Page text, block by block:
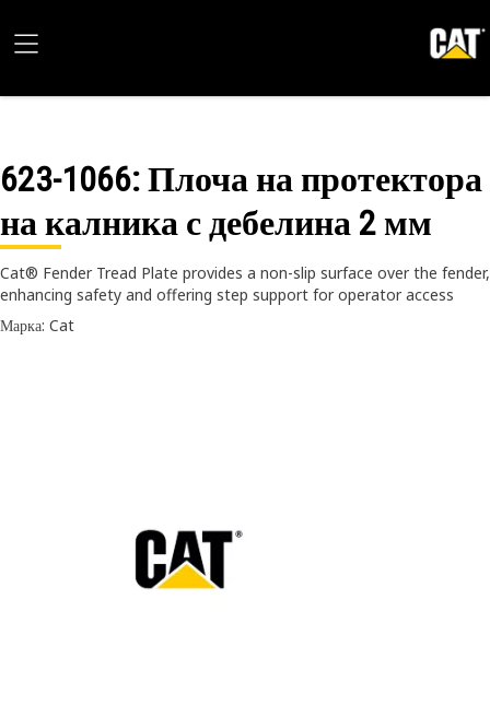
623-1066: Плоча на протектора
на калника с дебелина 2 мм
Cat® Fender Tread Plate provides a non-slip surface over the fender,
enhancing safety and offering step support for operator access
Марка: Cat